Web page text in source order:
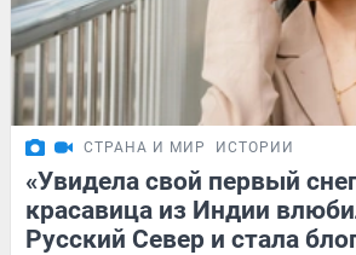
СТРАНА И МИР ИСТОРИИ
«Увидела свой первый
красавица из Индии
Русский Север и стала